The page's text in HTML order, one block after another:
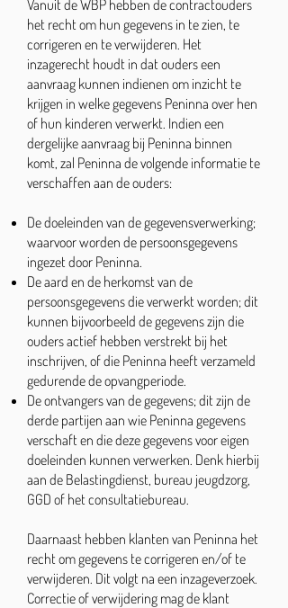
Vanuit de WBP hebben de contractouders
het recht om hun gegevens in te zien, te
corrigeren en te verwijderen. Het
inzagerecht houdt in dat ouders een
aanvraag kunnen indienen om inzicht te
krijgen in welke gegevens Peninna over hen
of hun kinderen verwerkt. Indien een
dergelijke aanvraag bij Peninna binnen
komt, zal Peninna de volgende informatie te
verschaffen aan de ouders:
De doeleinden van de gegevensverwerking;
waarvoor worden de persoonsgegevens
ingezet door Peninna.
De aard en de herkomst van de
persoonsgegevens die verwerkt worden; dit
kunnen bijvoorbeeld de gegevens zijn die
ouders actief hebben verstrekt bij het
inschrijven, of die Peninna heeft verzameld
gedurende de opvangperiode.
De ontvangers van de gegevens; dit zijn de
derde partijen aan wie Peninna gegevens
verschaft en die deze gegevens voor eigen
doeleinden kunnen verwerken. Denk hierbij
aan de Belastingdienst, bureau jeugdzorg,
GGD of het consultatiebureau.
Daarnaast hebben klanten van Peninna het
recht om gegevens te corrigeren en/of te
verwijderen. Dit volgt na een inzageverzoek.
Correctie of verwijdering mag de klant